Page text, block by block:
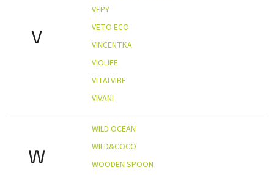
V
VEPY
VETO ECO
VINCENTKA
VIOLIFE
VITALVIBE
VIVANI
W
WILD OCEAN
WILD&COCO
WOODEN SPOON